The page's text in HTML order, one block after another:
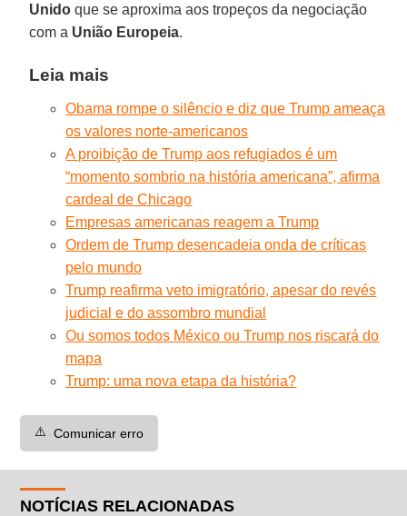
Unido que se aproxima aos tropeços da negociação
com a União Europeia.
Leia mais
Obama rompe o silêncio e diz que Trump ameaça
os valores norte-americanos
A proibição de Trump aos refugiados é um
“momento sombrio na história americana”, afirma
cardeal de Chicago
Empresas americanas reagem a Trump
Ordem de Trump desencadeia onda de críticas
pelo mundo
Trump reafirma veto imigratório, apesar do revés
judicial e do assombro mundial
Ou somos todos México ou Trump nos riscará do
mapa
Trump: uma nova etapa da história?
⚠️ Comunicar erro
NOTÍCIAS RELACIONADAS